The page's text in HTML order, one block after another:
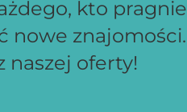
kto pragnie
nowe znajomości.
naszej oferty!